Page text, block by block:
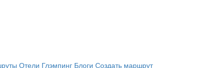
Отели Глэмпинг Блоги Создать маршрут